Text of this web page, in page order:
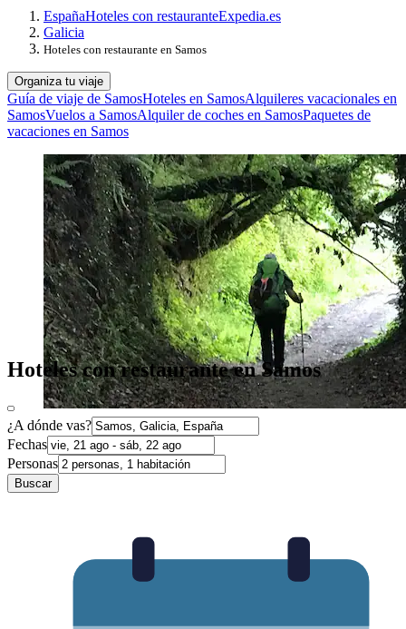
EspañaHoteles con restauranteExpedia.es
Galicia
Hoteles con restaurante en Samos
Organiza tu viaje
Guía de viaje de SamosHoteles en SamosAlquileres vacacionales en
SamosVuelos a SamosAlquiler de coches en SamosPaquetes de
vacaciones en Samos
Hoteles con restaurante en Samos
¿A dónde vas?
Fechas
Personas
Buscar